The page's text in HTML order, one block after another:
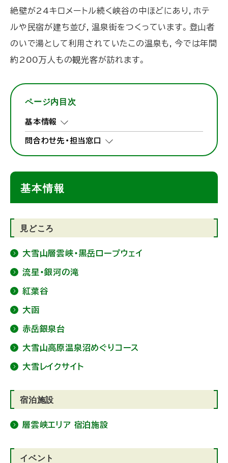
絶壁が24キロメートル続く峡谷の中ほどにあり，ホテ
ルや民宿が建ち並び，温泉街をつくっています。登山者
のいで湯として利用されていたこの温泉も，今では年間
約200万人もの観光客が訪れます。
ページ内目次
基本情報
問合わせ先・担当窓口
基本情報
見どころ
大雪山層雲峡・黒岳ロープウェイ
流星・銀河の滝
紅葉谷
大函
赤岳銀泉台
大雪山高原温泉沼めぐりコース
大雪レイクサイト
宿泊施設
層雲峡エリア 宿泊施設
イベント